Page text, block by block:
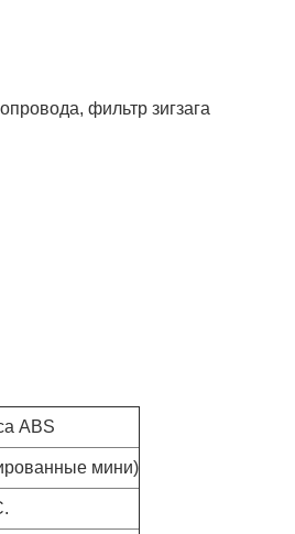
фильтр зигзага
ABS
мини)